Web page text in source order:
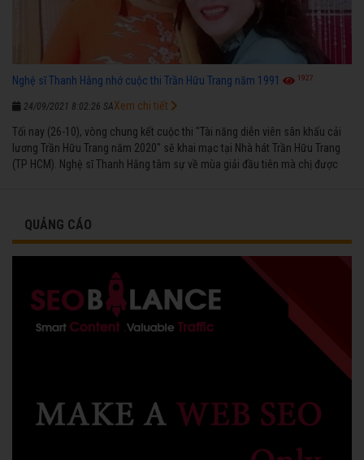
Nghệ sĩ Thanh Hằng nhớ cuộc thi Trần Hữu Trang năm 1991 1927
24/09/2021 8:02:26 SA
Tối nay (26-10), vòng chung kết cuộc thi "Tài năng diễn viên sân khấu cải
lương Trần Hữu Trang năm 2020" sẽ khai mạc tại Nhà hát Trần Hữu Trang
(TP HCM). Nghệ sĩ Thanh Hằng tâm sự về mùa giải đầu tiên mà chị được
Xem chi tiết
QUẢNG CÁO